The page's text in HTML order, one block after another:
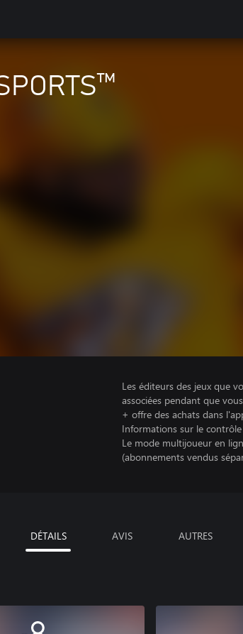
Les éditeurs des jeux que
associées pendant que
+ offre des achats dans
Informations sur le
Le mode multijoueur en
(abonnements vendus
DÉTAILS AVIS AUTRES